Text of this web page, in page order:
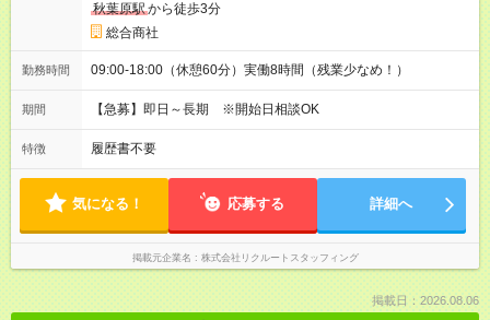
秋葉原駅から徒歩3分
総合商社
勤務時間 09:00-18:00（休憩60分）実働8時間（残業少なめ！）
期間 【急募】即日～長期 ※開始日相談OK
特徴 履歴書不要
気になる！ 応募する 詳細へ
掲載元企業名 株式会社リクルートスタッフィング
掲載日：2026.08.06